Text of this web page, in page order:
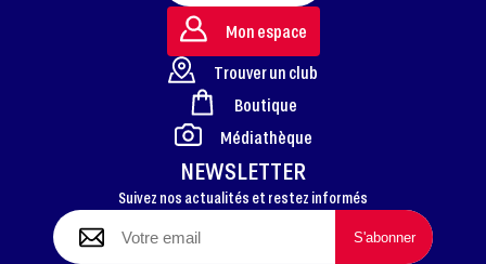
FOOTER
NEWSLETTER
Suivez nos actualités et restez informés
Mon espace
Trouver un club
Boutique
Médiathèque